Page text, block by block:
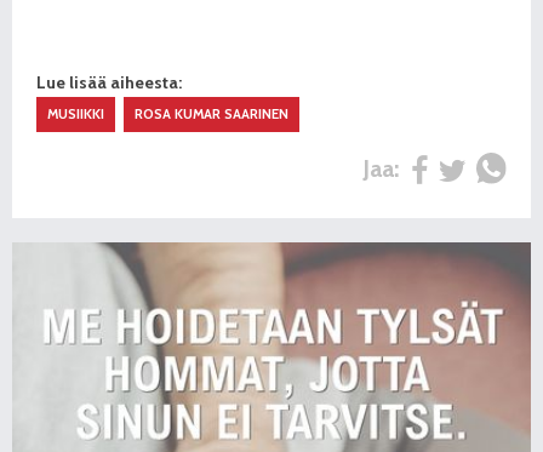
Lue lisää aiheesta:
MUSIIKKI ROSA KUMAR SAARINEN
Jaa: